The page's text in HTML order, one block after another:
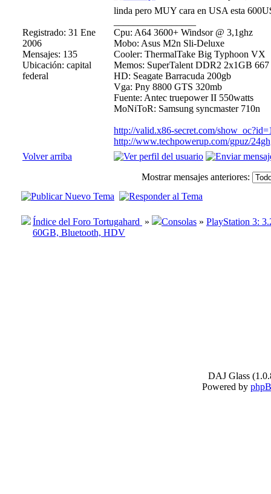
Registrado: 31 Ene
2006
Mensajes: 135
Ubicación: capital
federal
linda pero MUY cara en USA esta
Cpu: A64 3600+ Windsor @ 3,1ghz
Mobo: Asus M2n Sli-Deluxe
Cooler: ThermalTake Big Typhoon VX
Memos: SuperTalent DDR2 2x1GB
HD: Seagate Barracuda 200gb
Vga: Pny 8800 GTS 320mb
Fuente: Antec truepower II 550watts
MoNiToR: Samsung syncmaster 710n
http://valid.x86-secret.com/
http://www.techpowerup.com/gpuz/
Volver arriba
Mostrar mensajes anteriores:
Índice del Foro Tortugahard » Consolas » PlayStation 3:
60GB, Bluetooth, HDV
DAJ Glass
Powered by